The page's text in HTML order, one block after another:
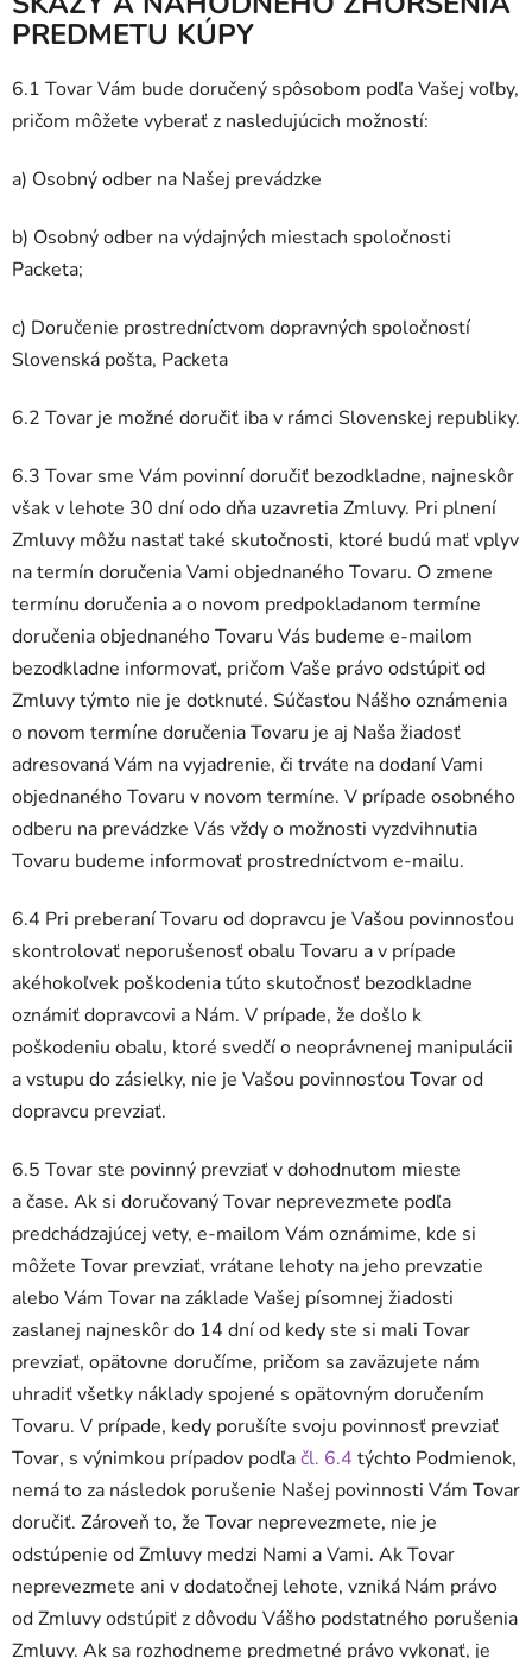
PREDMETU KÚPY
6.1 Tovar Vám bude doručený spôsobom podľa Vašej voľby,
pričom môžete vyberať z nasledujúcich možností:
a) Osobný odber na Našej prevádzke
b) Osobný odber na výdajných miestach spoločnosti
Packeta;
c) Doručenie prostredníctvom dopravných spoločností
Slovenská pošta, Packeta
6.2 Tovar je možné doručiť iba v rámci Slovenskej republiky.
6.3 Tovar sme Vám povinní doručiť bezodkladne, najneskôr
však v lehote 30 dní odo dňa uzavretia Zmluvy. Pri plnení
Zmluvy môžu nastať také skutočnosti, ktoré budú mať vplyv
na termín doručenia Vami objednaného Tovaru. O zmene
termínu doručenia a o novom predpokladanom termíne
doručenia objednaného Tovaru Vás budeme e-mailom
bezodkladne informovať, pričom Vaše právo odstúpiť od
Zmluvy týmto nie je dotknuté. Súčasťou Nášho oznámenia
o novom termíne doručenia Tovaru je aj Naša žiadosť
adresovaná Vám na vyjadrenie, či trváte na dodaní Vami
objednaného Tovaru v novom termíne. V prípade osobného
odberu na prevádzke Vás vždy o možnosti vyzdvihnutia
Tovaru budeme informovať prostredníctvom e-mailu.
6.4 Pri preberaní Tovaru od dopravcu je Vašou povinnosťou
skontrolovať neporušenosť obalu Tovaru a v prípade
akéhokoľvek poškodenia túto skutočnosť bezodkladne
oznámiť dopravcovi a Nám. V prípade, že došlo k
poškodeniu obalu, ktoré svedčí o neoprávnenej manipulácii
a vstupu do zásielky, nie je Vašou povinnosťou Tovar od
dopravcu prevziať.
6.5 Tovar ste povinný prevziať v dohodnutom mieste
a čase. Ak si doručovaný Tovar neprevezmete podľa
predchádzajúcej vety, e-mailom Vám oznámime, kde si
môžete Tovar prevziať, vrátane lehoty na jeho prevzatie
alebo Vám Tovar na základe Vašej písomnej žiadosti
zaslanej najneskôr do 14 dní od kedy ste si mali Tovar
prevziať, opätovne doručíme, pričom sa zaväzujete nám
uhradiť všetky náklady spojené s opätovným doručením
Tovaru. V prípade, kedy porušíte svoju povinnosť prevziať
Tovar, s výnimkou prípadov podľačl. 6.4 týchto Podmienok,
nemá to za následok porušenie Našej povinnosti Vám Tovar
doručiť. Zároveň to, že Tovar neprevezmete, nie je
odstúpenie od Zmluvy medzi Nami a Vami. Ak Tovar
neprevezmete ani v dodatočnej lehote, vzniká Nám právo
od Zmluvy odstúpiť z dôvodu Vášho podstatného porušenia
Zmluvy. Ak sa rozhodneme predmetné právo vykonať, je